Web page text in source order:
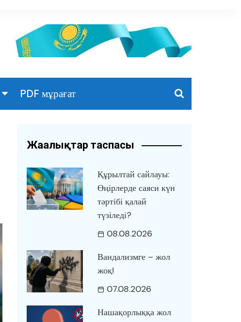
PDF мұрағат
Жаңалықтар таспасы
Құрылтай сайлауы:
Өңірлерде саяси күн
тәртібі қалай
түзіледі?
08.08.2026
Вандализмге – жол
жоқ!
07.08.2026
Нашақорлыққа жол